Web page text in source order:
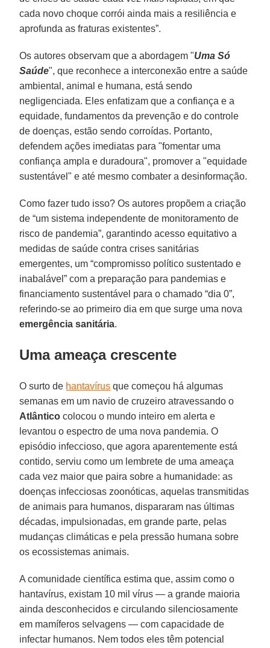
cada novo choque corrói ainda mais a resiliência e
aprofunda as fraturas existentes”.
Os autores observam que a abordagem "Uma Só
Saúde", que reconhece a interconexão entre a saúde
ambiental, animal e humana, está sendo
negligenciada. Eles enfatizam que a confiança e a
equidade, fundamentos da prevenção e do controle
de doenças, estão sendo corroídas. Portanto,
defendem ações imediatas para "fomentar uma
confiança ampla e duradoura", promover a "equidade
sustentável" e até mesmo combater a desinformação.
Como fazer tudo isso? Os autores propõem a criação
de “um sistema independente de monitoramento de
risco de pandemia”, garantindo acesso equitativo a
medidas de saúde contra crises sanitárias
emergentes, um “compromisso político sustentado e
inabalável” com a preparação para pandemias e
financiamento sustentável para o chamado “dia 0”,
referindo-se ao primeiro dia em que surge uma nova
emergência sanitária.
Uma ameaça crescente
O surto de hantavírus que começou há algumas
semanas em um navio de cruzeiro atravessando o
Atlântico colocou o mundo inteiro em alerta e
levantou o espectro de uma nova pandemia. O
episódio infeccioso, que agora aparentemente está
contido, serviu como um lembrete de uma ameaça
cada vez maior que paira sobre a humanidade: as
doenças infecciosas zoonóticas, aquelas transmitidas
de animais para humanos, dispararam nas últimas
décadas, impulsionadas, em grande parte, pelas
mudanças climáticas e pela pressão humana sobre
os ecossistemas animais.
A comunidade científica estima que, assim como o
hantavírus, existam 10 mil vírus — a grande maioria
ainda desconhecidos e circulando silenciosamente
em mamíferos selvagens — com capacidade de
infectar humanos. Nem todos eles têm potencial